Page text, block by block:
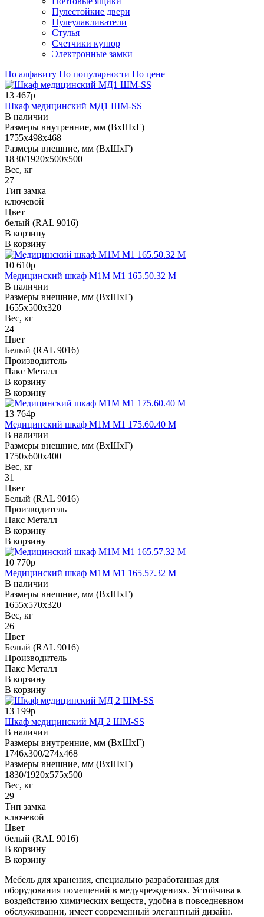
Пулестойкие двери
Пулеулавливатели
Стулья
Счетчики купюр
Электронные замки
По алфавиту По популярности По цене
13 467р
Шкаф медицинский МД1 ШМ-SS
В наличии
Размеры внутренние, мм (ВхШхГ)
1755x498x468
Размеры внешние, мм (ВхШхГ)
1830/1920x500x500
Вес, кг
27
Тип замка
ключевой
Цвет
белый (RAL 9016)
В корзину
В корзину
10 610р
Медицинский шкаф M1М М1 165.50.32 М
В наличии
Размеры внешние, мм (ВхШхГ)
1655х500х320
Вес, кг
24
Цвет
Белый (RAL 9016)
Производитель
Пакс Металл
В корзину
В корзину
13 764р
Медицинский шкаф M1М М1 175.60.40 М
В наличии
Размеры внешние, мм (ВхШхГ)
1750х600х400
Вес, кг
31
Цвет
Белый (RAL 9016)
Производитель
Пакс Металл
В корзину
В корзину
10 770р
Медицинский шкаф M1М М1 165.57.32 М
В наличии
Размеры внешние, мм (ВхШхГ)
1655х570х320
Вес, кг
26
Цвет
Белый (RAL 9016)
Производитель
Пакс Металл
В корзину
В корзину
13 199р
Шкаф медицинский МД 2 ШМ-SS
В наличии
Размеры внутренние, мм (ВхШхГ)
1746x300/274x468
Размеры внешние, мм (ВхШхГ)
1830/1920x575x500
Вес, кг
29
Тип замка
ключевой
Цвет
белый (RAL 9016)
В корзину
В корзину
Мебель для хранения, специально разработанная для
оборудования помещений в медучреждениях. Устойчива к
воздействию химических веществ, удобна в повседневном
обслуживании, имеет современный элегантный дизайн.